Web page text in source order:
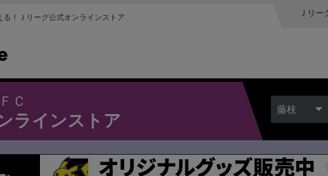
！Ｊリーグ公式オンラインストア Ｊリー
Ｃ
ラインストア
藤枝